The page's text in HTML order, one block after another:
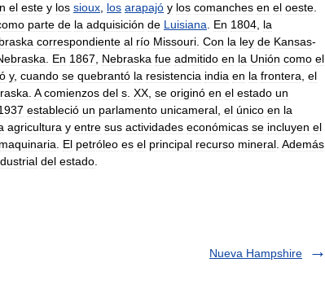
el este y los sioux, los arapajó y los comanches en el oeste.
parte de la adquisición de Luisiana. En 1804, la
correspondiente al río Missouri. Con la ley de Kansas-
. En 1867, Nebraska fue admitido en la Unión como el
y, cuando se quebrantó la resistencia india en la frontera, el
. A comienzos del s. XX, se originó en el estado un
estableció un parlamento unicameral, el único en la
agricultura y entre sus actividades económicas se incluyen el
maquinaria. El petróleo es el principal recurso mineral. Además
del estado.
Nueva Hampshire